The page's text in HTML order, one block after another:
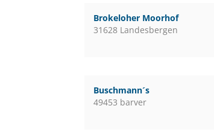
Brokeloher Moorhof
31628 Landesbergen
Buschmann´s
49453 barver